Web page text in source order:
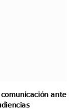
ante